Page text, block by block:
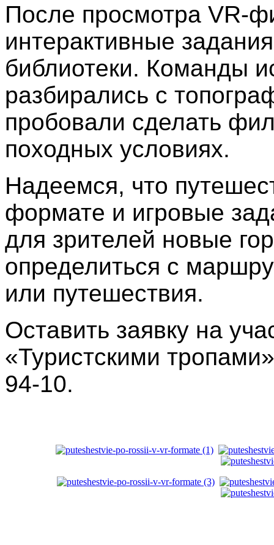
После просмотра VR-
интерактивные
библиотеки. Команды
разбирались с
пробовали сделать
походных условиях.
Надеемся, что
формате и игровые
для зрителей новые
определиться с
или путешествия.
Оставить заявку на
«Туристскими
94-10.